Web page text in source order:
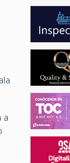
a